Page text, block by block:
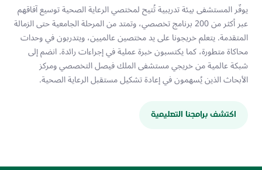
يوفّر المستشفى بيئة تدريبية تُتيح لمختصي الرعاية الصحية توسيع آفاقهم
عبر أكثر من 200 برنامج تخصصي، وتمتد من المرحلة الجامعية حتى الزمالة
المتقدمة. يتعلم خريجونا على يد مختصين عالميين، ويتدربون في وحدات
محاكاة متطورة، كما يكتسبون خبرة عملية في إجراءات رائدة. انضم إلى
شبكة عالمية من خريجي مستشفى الملك فيصل التخصصي ومركز
الأبحاث الذين يُسهمون في إعادة تشكيل مستقبل الرعاية الصحية.
اكتشف برامجنا التعليمية